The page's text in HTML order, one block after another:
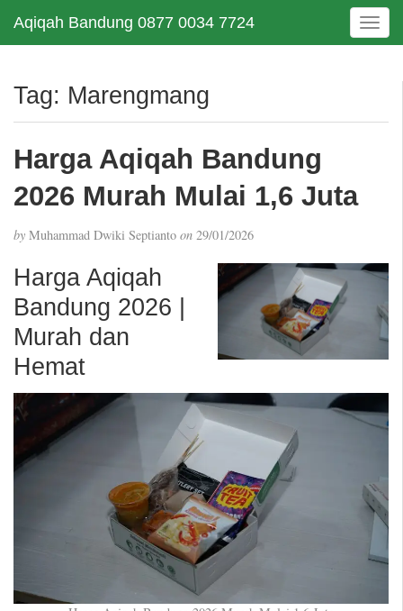
Aqiqah Bandung 0877 0034 7724
T
o
e
t
Tag: Marengmang
Harga Aqiqah Bandung
2026 Murah Mulai 1,6 Juta
by Muhammad Dwiki Septianto on 29/01/2026
Harga Aqiqah
Bandung 2026 |
Murah dan
Hemat